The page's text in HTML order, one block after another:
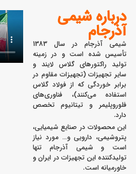
درباره شیمی
آذرجام
شیمی آذرجام در سال 1383
تأسیس شده است و در زمینه
تولید راکتورهای گلاس لایند و
سایر تجهیزات (تجهیزات مقاوم در
برابر خوردگی که از فولاد گلاس
استفاده می‌کنند)، فناوری‌های
فلوروپلیمر و تیتانیوم تخصص
دارد.
این محصولات در صنایع شیمیایی،
پتروشیمی، دارویی و… مورد نیاز
است و شیمی آذرجام تنها
تولیدکننده این تجهیزات در ایران و
خاورمیانه است.